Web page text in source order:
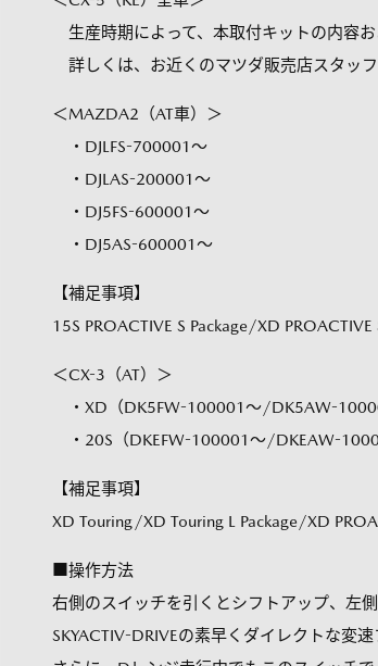
生産時期によって、本取付キットの内容お
詳しくは、お近くのマツダ販売店スタッフ
＜MAZDA2（AT車）＞
・DJLFS-700001～
・DJLAS-200001～
・DJ5FS-600001～
・DJ5AS-600001～
【補足事項】
15S PROACTIVE S Package/XD
＜CX-3（AT）＞
・XD（DK5FW-100001～/DK5AW-
・20S（DKEFW-100001～/DKEAW-
【補足事項】
XD Touring/XD Touring L Package/XD
■操作方法
右側のスイッチを引くとシフトアップ、左側
SKYACTIV-DRIVEの素早くダイレクトな変